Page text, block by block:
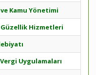
Kamu Yönetimi
Güzellik Hizmetleri
Uygulamaları